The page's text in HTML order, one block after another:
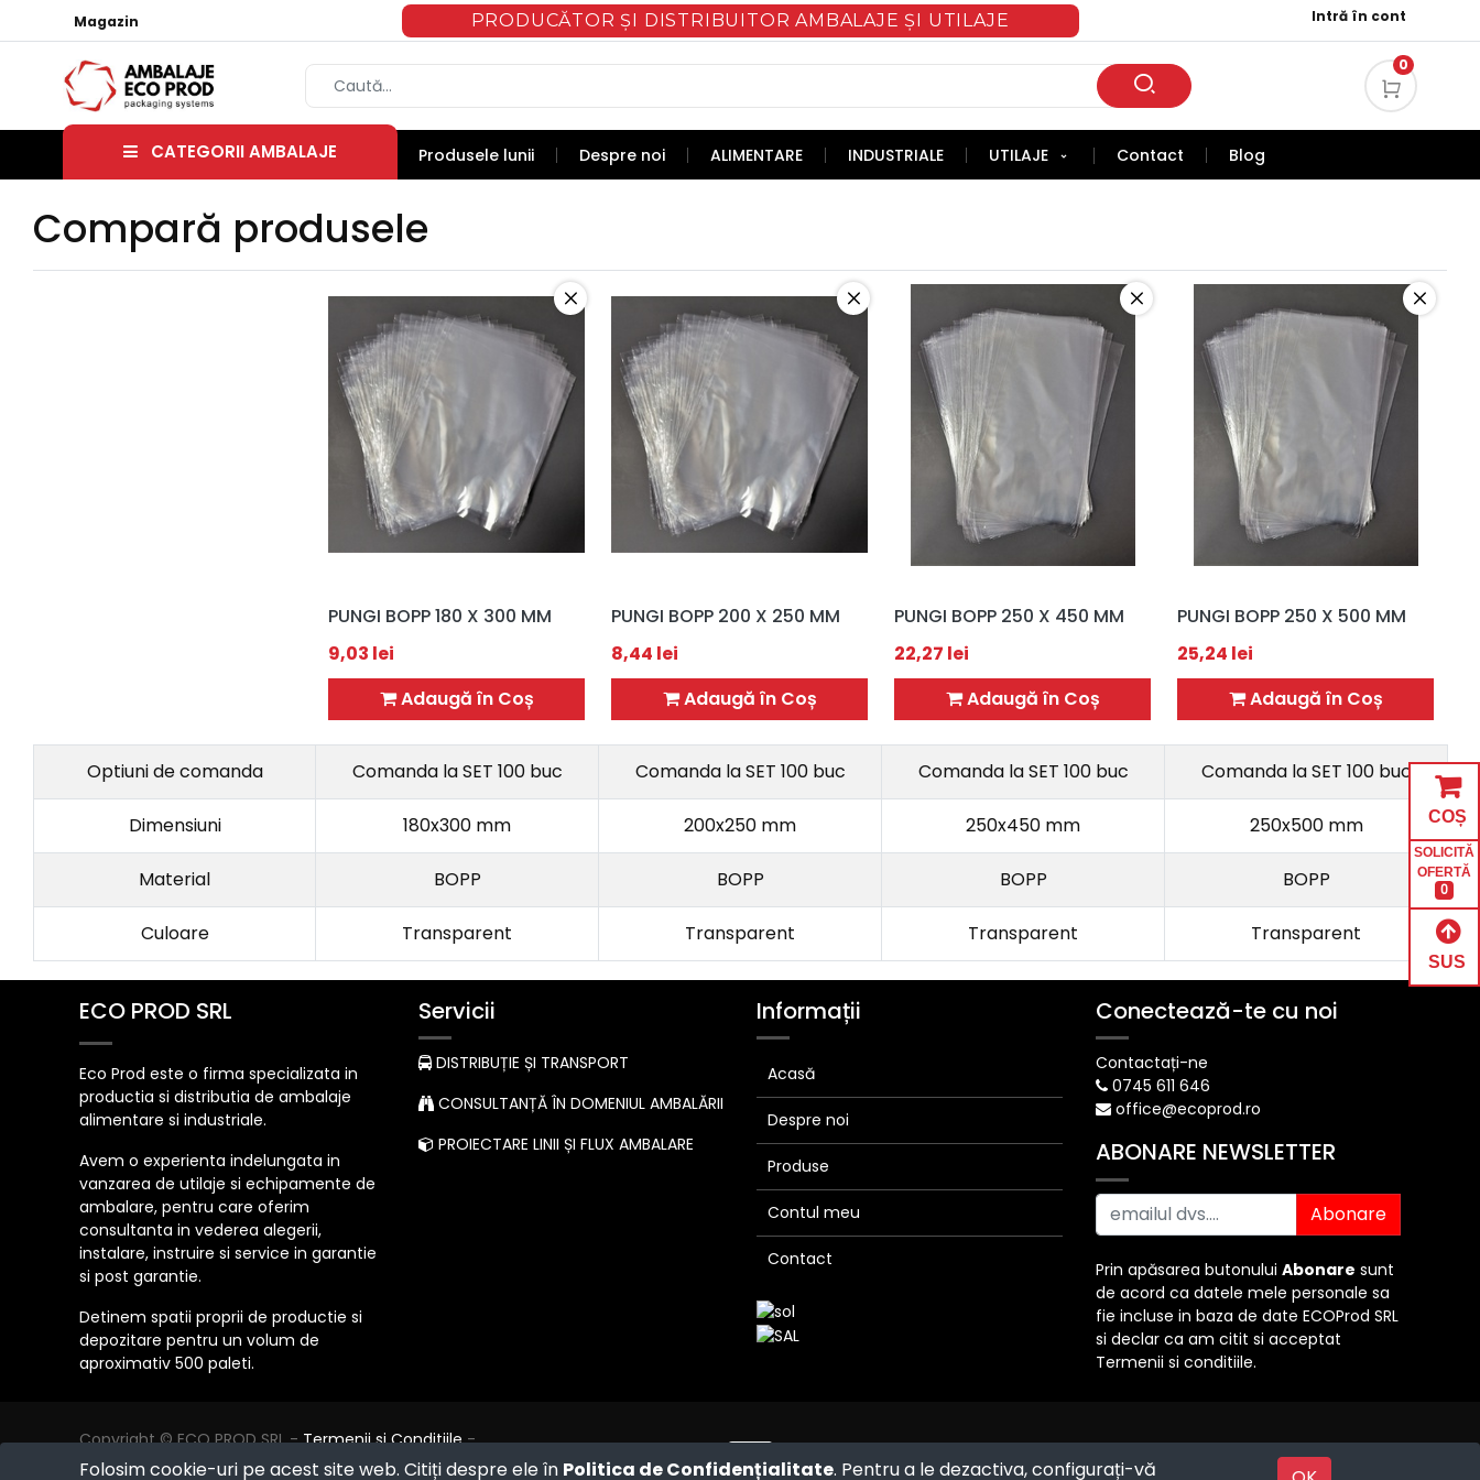
Magazin PRODUCĂTOR ȘI DISTRIBUITOR AMBALAJE ȘI UTILAJE Intră în cont
0
CATEGORII AMBALAJE Produsele lunii Despre noi ALIMENTARE INDUSTRIALE UTILAJE Contact Blog
Compară produsele
PUNGI BOPP 180 X 300 MM
9,03 lei
Adaugă în Coș
PUNGI BOPP 200 X 250 MM
8,44 lei
Adaugă în Coș
PUNGI BOPP 250 X 450 MM
22,27 lei
Adaugă în Coș
PUNGI BOPP 250 X 500 MM
25,24 lei
Adaugă în Coș
Optiuni de comanda Comanda la SET 100 buc Comanda la SET 100 buc Comanda la SET 100 buc Comanda la SET 100 buc
Dimensiuni 180x300 mm 200x250 mm 250x450 mm 250x500 mm
Material BOPP BOPP BOPP BOPP
Culoare Transparent Transparent Transparent Transparent
Folosim cookie-uri pe acest site web. Citiți despre ele în Politica de Confidențialitate. Pentru a le dezactiva, configurați-vă
ECO PROD SRL
Eco Prod este o firma specializata in
productia si distributia de ambalaje
alimentare si industriale.
Avem o experienta indelungata in
vanzarea de utilaje si echipamente de
ambalare, pentru care oferim
consultanta in vederea alegerii,
instalare, instruire si service in garantie
si post garantie.
Detinem spatii proprii de productie si
depozitare pentru un volum de
aproximativ 500 paleti.
Servicii
DISTRIBUȚIE ȘI TRANSPORT
CONSULTANȚĂ ÎN DOMENIUL AMBALĂRII
PROIECTARE LINII ȘI FLUX AMBALARE
Informații
Acasă
Despre noi
Produse
Contul meu
Contact
Conectează-te cu noi
Contactați-ne
0745 611 646
office@ecoprod.ro
ABONARE NEWSLETTER
Abonare
Prin apăsarea butonului Abonare sunt
de acord ca datele mele personale sa
fie incluse in baza de date ECOProd SRL
si declar ca am citit si acceptat
Termenii si conditiile.
Copyright © ECO PROD SRL -Termenii si Conditiile -
Politica de Confidențialitate -Consultanță juridică -
eCommerce
Powered by
COȘ
SOLICITĂ
OFERTĂ
0
SUS